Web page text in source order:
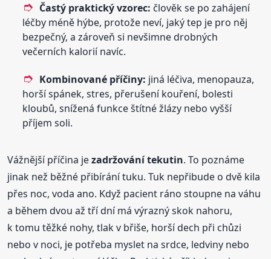
Častý praktický vzorec: člověk se po zahájení
léčby méně hýbe, protože neví, jaký tep je pro něj
bezpečný, a zároveň si nevšimne drobných
večerních kalorií navíc.
Kombinované příčiny: jiná léčiva, menopauza,
horší spánek, stres, přerušení kouření, bolesti
kloubů, snížená funkce štítné žlázy nebo vyšší
příjem soli.
Vážnější příčina jezadržování tekutin. To poznáme
jinak než běžné přibírání tuku. Tuk nepřibude o dvě kila
přes noc, voda ano. Když pacient ráno stoupne na váhu
a během dvou až tří dní má výrazný skok nahoru,
k tomu těžké nohy, tlak v břiše, horší dech při chůzi
nebo v noci, je potřeba myslet na srdce, ledviny nebo